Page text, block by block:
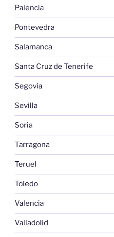
Palencia
Pontevedra
Salamanca
Santa Cruz de Tenerife
Segovia
Sevilla
Soria
Tarragona
Teruel
Toledo
Valencia
Valladolid